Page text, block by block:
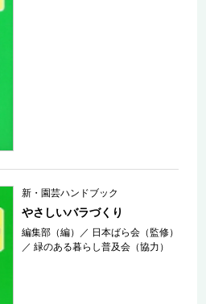
新・園芸ハンドブック
やさしいバラづくり
編集部（編） ／ 日本ばら会（監修）
／緑のある暮らし普及会（協力）